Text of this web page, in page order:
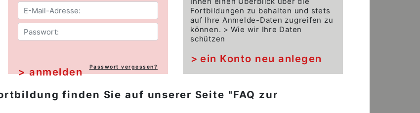
Passwort vergessen?
Fortbildungen zu behalten und stets
auf Ihre Anmelde-Daten zugreifen zu
können.
Wie wir Ihre Daten
schützen
ein Konto neu anlegen
finden Sie auf unserer Seite "FAQ zur